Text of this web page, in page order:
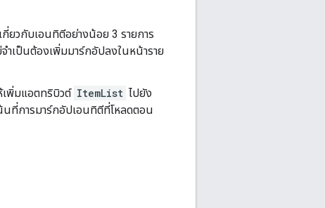
วกับเอนทิตีอย่างน้อย 3 รายการ
ำเป็นต้องเพิ่มมาร์กอัปลงในหน้าราย
เพิ่มแอตทริบิวต์ ItemList ไปยัง
นที่การมาร์กอัปเอนทิตีที่โหลดตอน